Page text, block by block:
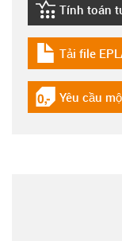
igus-icon-
Tính toán
igus-icon-
Tải file
igus-icon-
Yêu cầu